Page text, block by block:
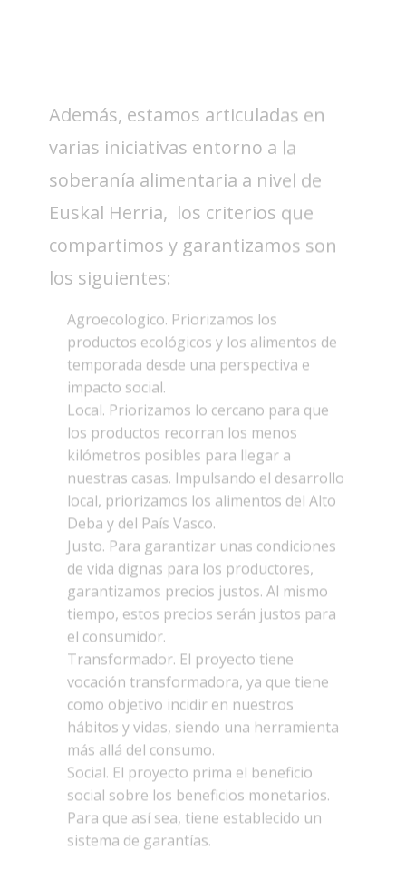
compartimos y garantizamos son
los siguientes:
Agroecologico. Priorizamos los
productos ecológicos y los alimentos de
temporada desde una perspectiva e
impacto social.
Local. Priorizamos lo cercano para que
kilómetros posibles para llegar a
nuestras casas. Impulsando el desarrollo
local, priorizamos los alimentos del Alto
Deba y del País Vasco.
Justo. Para garantizar unas condiciones
de vida dignas para los productores,
garantizamos precios justos. Al mismo
tiempo, estos precios serán justos para
el consumidor.
Transformador. El proyecto tiene
vocación transformadora, ya que tiene
como objetivo incidir en nuestros
hábitos y vidas, siendo una herramienta
más allá del consumo.
Social. El proyecto prima el beneficio
social sobre los beneficios monetarios.
Para que así sea, tiene establecido un
sistema de garantías.
Elikaenea es un proyecto creado por la
Mesa de Alimentación de Bergara para
cumplir con todos los objetivos
mencionados anteriormente. El proyecto
está liderado por la Cooperativa